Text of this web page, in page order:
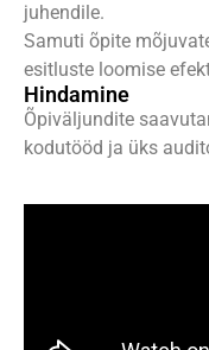
juhendile.
Samuti õpite
esitluste loomise
Hindamine
Õpiväljundite
kodutööd ja üks